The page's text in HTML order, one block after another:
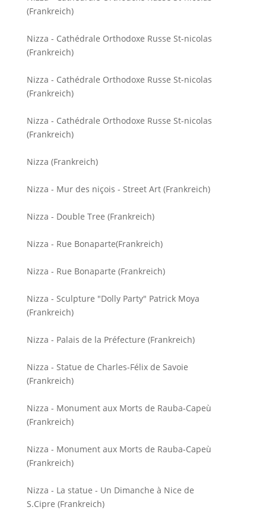
(Frankreich)
Nizza - Cathédrale Orthodoxe Russe St-nicolas
(Frankreich)
Nizza - Cathédrale Orthodoxe Russe St-nicolas
(Frankreich)
Nizza - Cathédrale Orthodoxe Russe St-nicolas
(Frankreich)
Nizza (Frankreich)
Nizza - Mur des niçois - Street Art (Frankreich)
Nizza - Double Tree (Frankreich)
Nizza - Rue Bonaparte(Frankreich)
Nizza - Rue Bonaparte (Frankreich)
Nizza - Sculpture "Dolly Party" Patrick Moya
(Frankreich)
Nizza - Palais de la Préfecture (Frankreich)
Nizza - Statue de Charles-Félix de Savoie
(Frankreich)
Nizza - Monument aux Morts de Rauba-Capeù
(Frankreich)
Nizza - Monument aux Morts de Rauba-Capeù
(Frankreich)
Nizza - La statue - Un Dimanche à Nice de
S.Cipre (Frankreich)